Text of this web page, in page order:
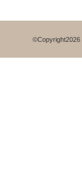
©Copyright2026